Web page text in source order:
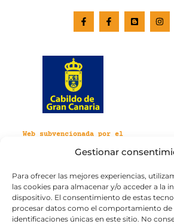
Gestionar
Para ofrecer las mejores experiencias,
las cookies para almacenar y/o acceder a la
dispositivo. El consentimiento de estas
procesar datos como el comportamiento de
identificaciones únicas en este sitio. No
Web subvencionada por el
Aviso legalPolítica de
Política de
Portal de transparencia